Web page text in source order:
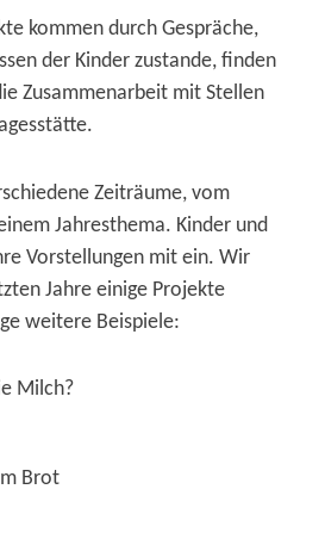
kommen durch Gespräche,
der Kinder zustande, finden
Zusammenarbeit mit Stellen
Zeiträume, vom
Jahresthema. Kinder und
Vorstellungen mit ein. Wir
Jahre einige Projekte
weitere Beispiele:
Milch?
Brot